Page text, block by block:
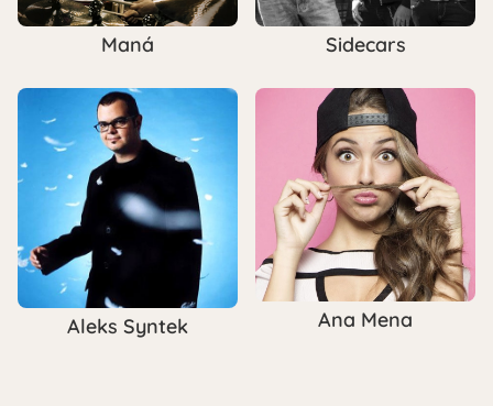
Maná Sidecars
Aleks Syntek Ana Mena